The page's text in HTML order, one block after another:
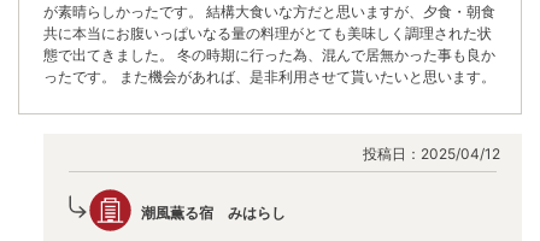
が素晴らしかったです。 結構大食いな方だと思いますが、夕食・朝食
共に本当にお腹いっぱいなる量の料理がとても美味しく調理された状
態で出てきました。 冬の時期に行った為、混んで居無かった事も良か
ったです。 また機会があれば、是非利用させて貰いたいと思います。
投稿日： 2025/04/12
潮風薫る宿 みはらし